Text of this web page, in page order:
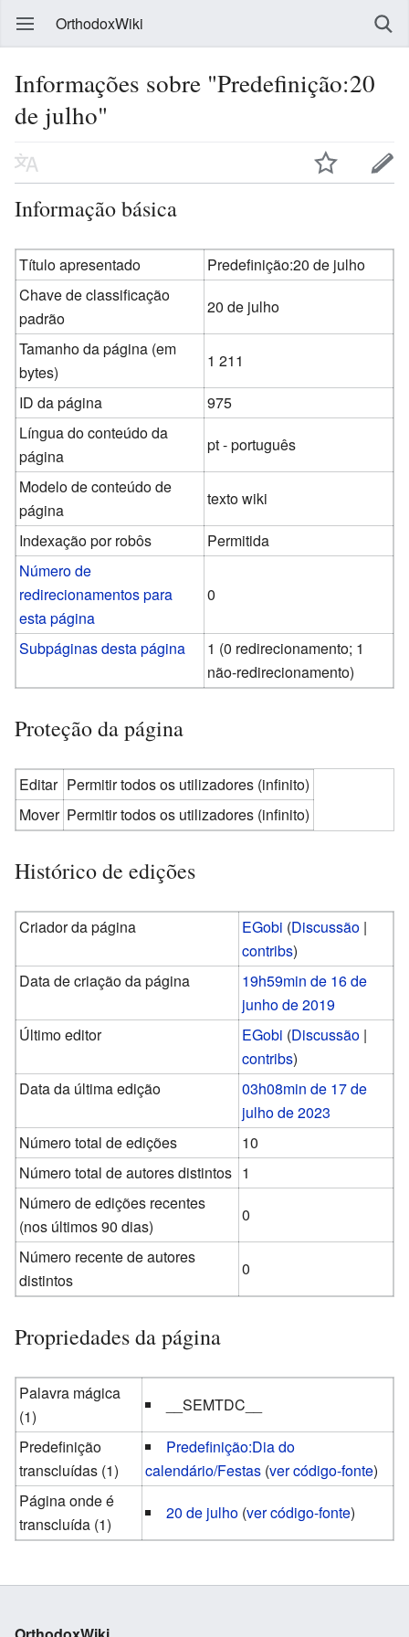
OrthodoxWiki
Informações sobre "Predefinição:20
de julho"
Informação básica
Título apresentado
Predefinição:20 de julho
Chave de classificação
padrão
20 de julho
Tamanho da página (em
bytes)
1 211
ID da página
975
Língua do conteúdo da
página
pt - português
Modelo de conteúdo de
página
texto wiki
Indexação por robôs
Permitida
Número de
redirecionamentos para
esta página
0
Subpáginas desta página
1 (0 redirecionamento; 1
não-redirecionamento)
Proteção da página
Editar Permitir todos os utilizadores (infinito)
Mover Permitir todos os utilizadores (infinito)
Histórico de edições
Criador da página EGobi (Discussão |
contribs)
Data de criação da página
19h59min de 16 de
junho de 2019
Último editor
EGobi (Discussão |
contribs)
Data da última edição
03h08min de 17 de
julho de 2023
Número total de edições
10
Número total de autores distintos 1
Número de edições recentes
(nos últimos 90 dias)
0
Número recente de autores
distintos
0
Propriedades da página
Palavra mágica
(1)
__SEMTDC__
Predefinição
transcluídas (1)
Predefinição:Dia do
calendário/Festas (ver código-fonte)
Página onde é
transcluída (1)
20 de julho (ver código-fonte)